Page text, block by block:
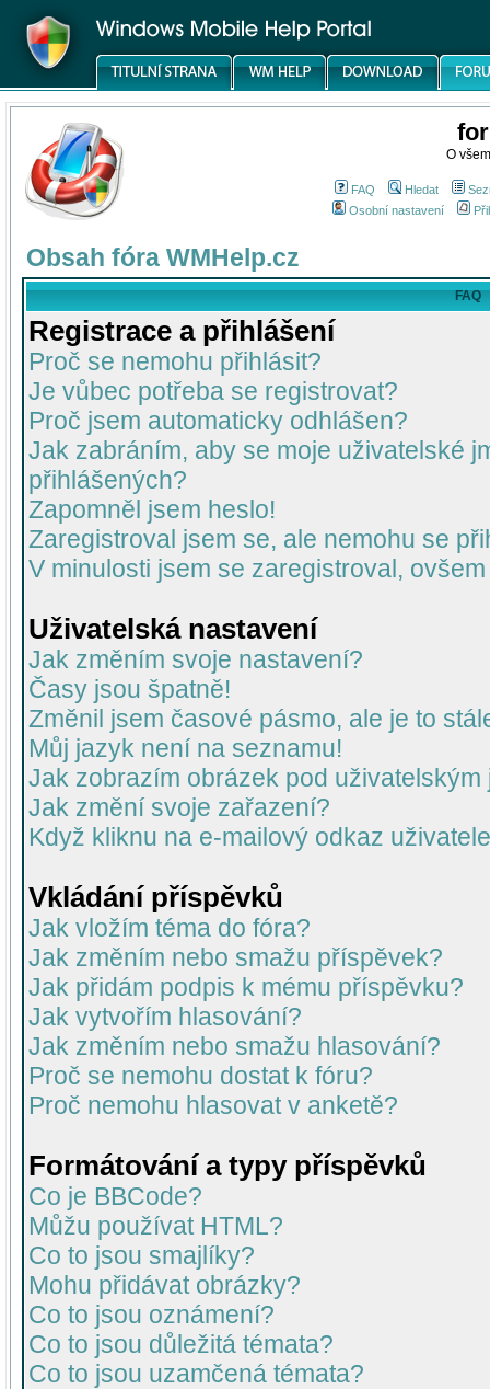
O
FAQ Hledat
Osobní nastavení
Obsah fóra WMHelp.cz
FAQ
Registrace a přihlášení
Proč se nemohu přihlásit?
Je vůbec potřeba se registrovat?
Proč jsem automaticky odhlášen?
Jak zabráním, aby se moje uživatelské
přihlášených?
Zapomněl jsem heslo!
Zaregistroval jsem se, ale nemohu se
V minulosti jsem se zaregistroval,
Uživatelská nastavení
Jak změním svoje nastavení?
Časy jsou špatně!
Změnil jsem časové pásmo, ale je to
Můj jazyk není na seznamu!
Jak zobrazím obrázek pod uživatelským
Jak změní svoje zařazení?
Když kliknu na e-mailový odkaz
Vkládání příspěvků
Jak vložím téma do fóra?
Jak změním nebo smažu příspěvek?
Jak přidám podpis k mému příspěvku?
Jak vytvořím hlasování?
Jak změním nebo smažu hlasování?
Proč se nemohu dostat k fóru?
Proč nemohu hlasovat v anketě?
Formátování a typy příspěvků
Co je BBCode?
Můžu používat HTML?
Co to jsou smajlíky?
Mohu přidávat obrázky?
Co to jsou oznámení?
Co to jsou důležitá témata?
Co to jsou uzamčená témata?